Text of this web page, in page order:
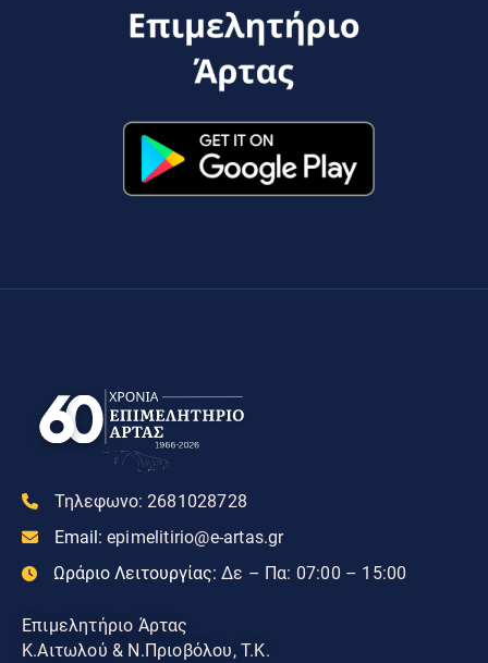
Τηλεφωνο: 2681028728
Email: epimelitirio@e-artas.gr
Ωράριο Λειτουργίας: Δε – Πα: 07:00 – 15:00
Επιμελητήριο Άρτας
Κ.Αιτωλού & Ν.Πριοβόλου, Τ.Κ.